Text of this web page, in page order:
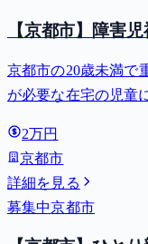
【京都市】障害
京都市の20歳未満で
が必要な在宅の児童
2万円
京都市
詳細を見る
募集中京都市